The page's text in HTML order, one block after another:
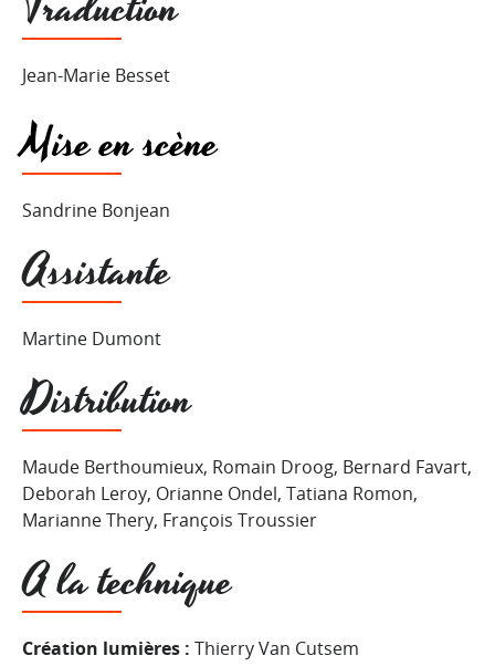
Jean-Marie Besset
Mise en scène
Sandrine Bonjean
Assistante
Martine Dumont
Distribution
Maude Berthoumieux, Romain Droog, Bernard Favart,
Deborah Leroy, Orianne Ondel, Tatiana Romon,
Marianne Thery, François Troussier
A la technique
Création lumières : Thierry Van Cutsem